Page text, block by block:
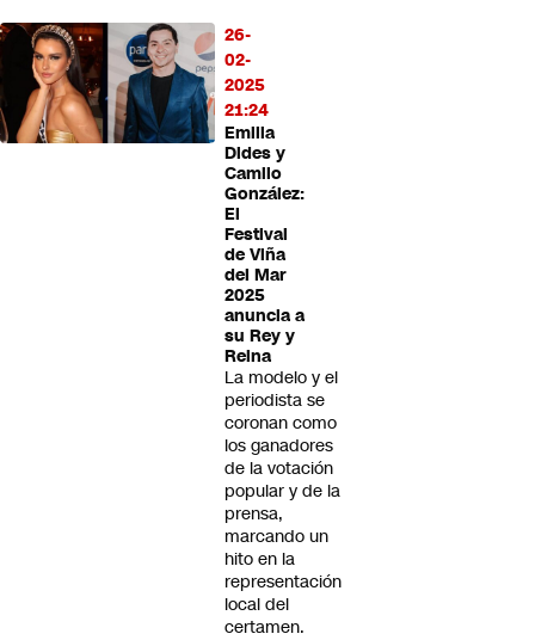
26-
02-
2025
21:24
Emilia
Dides y
Camilo
González:
El
Festival
de Viña
del Mar
2025
anuncia a
su Rey y
Reina
La modelo y el
periodista se
coronan como
los ganadores
de la votación
popular y de la
prensa,
marcando un
hito en la
representación
local del
certamen.